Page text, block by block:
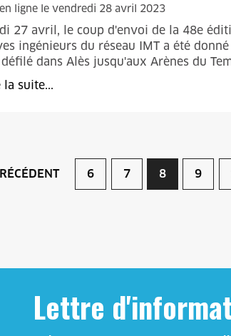
ligne le vendredi 28 avril 2023
27 avril, le coup d'envoi de la 48e
ingénieurs du réseau IMT a été
dans Alès jusqu'aux Arènes du
la suite...
6 7 8 9
Lettre